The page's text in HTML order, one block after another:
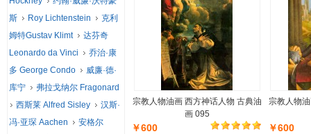
宗教人物油画 西方神话人物 古典油
画 095
￥600
宗教人物
￥600
斯
Roy Lichtenstein
克利
姆特Gustav Klimt
达芬奇
Leonardo da Vinci
乔治·康
多 George Condo
威廉·德·
库宁
弗拉戈纳尔 Fragonard
西斯莱 Alfred Sisley
汉斯·
冯·亚琛 Aachen
安格尔